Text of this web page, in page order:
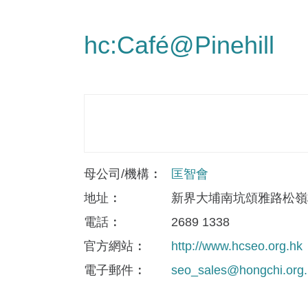
hc:Café@Pinehill
母公司/機構
匡智會
地址
新界大埔南坑頌雅路松
電話
2689 1338
官方網站
http://www.hcseo.org.hk
電子郵件